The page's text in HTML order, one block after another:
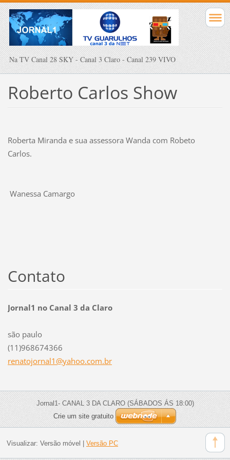
Na TV Canal 28 SKY - Canal 3 Claro - Canal 239 VIVO
Roberto Carlos Show
Roberta Miranda e sua assessora Wanda com Robeto
Carlos.
Wanessa Camargo
Contato
Jornal1 no Canal 3 da Claro
são paulo
(11)968674366
renatojornal1@yahoo.com.br
Jornal1- CANAL 3 DA CLARO (SÁBADOS ÁS 18:00)
Crie um site gratuito
Visualizar: Versão móvel | Versão PC